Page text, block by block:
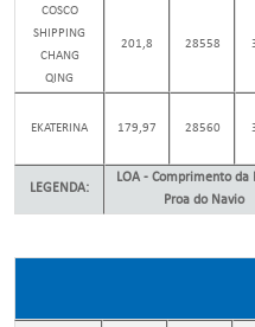
COSCO
SHIPPING
CHANG
QING
201,8 28558
EKATERINA 179,97 28560
LEGENDA:
LOA - Comprimento da
Proa do Navio